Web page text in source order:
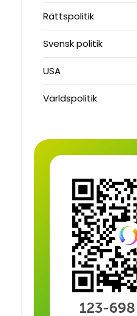
Rättspolitik
Svensk politik
USA
Världspolitik